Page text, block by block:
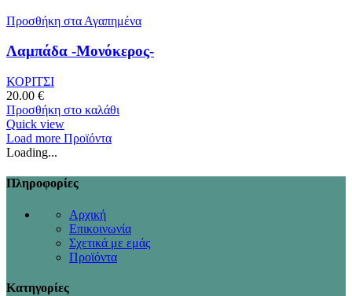
Προσθήκη στα Αγαπημένα
Λαμπάδα -Μονόκερος-
ΚΟΡΙΤΣΙ
20.00 €
Προσθήκη στο καλάθι
Quick view
Load more Προϊόντα
Loading...
Πληροφορίες
Αρχική
Επικοινωνία
Σχετικά με εμάς
Προϊόντα
Κατηγορίες